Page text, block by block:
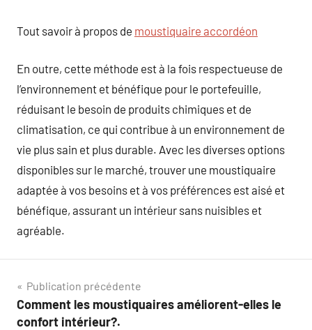
Tout savoir à propos de moustiquaire accordéon
En outre, cette méthode est à la fois respectueuse de
l’environnement et bénéfique pour le portefeuille,
réduisant le besoin de produits chimiques et de
climatisation, ce qui contribue à un environnement de
vie plus sain et plus durable. Avec les diverses options
disponibles sur le marché, trouver une moustiquaire
adaptée à vos besoins et à vos préférences est aisé et
bénéfique, assurant un intérieur sans nuisibles et
agréable.
Navigation
de
Publication précédente
Comment les moustiquaires améliorent-elles le
confort intérieur?.